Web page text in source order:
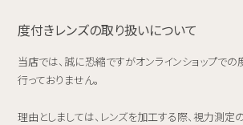
度付きレンズの取り扱いについて
当店では、誠に恐縮ですがオンラインショップで
行っておりません。
理由としましては、レンズを加工する際、視力測